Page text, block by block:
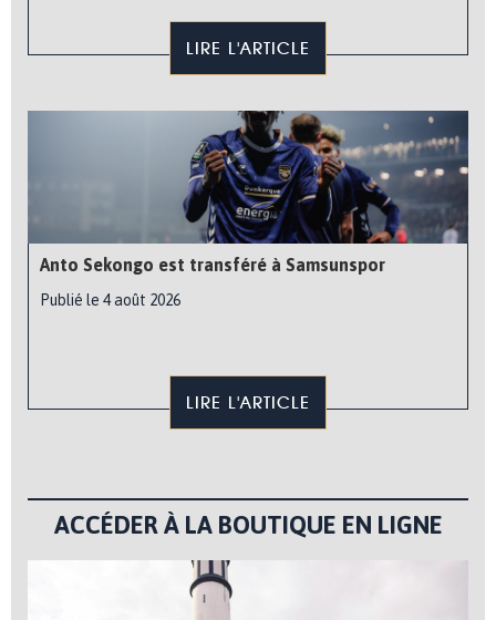
LIRE L'ARTICLE
Anto Sekongo est transféré à Samsunspor
Publié le 4 août 2026
LIRE L'ARTICLE
ACCÉDER À LA BOUTIQUE EN LIGNE